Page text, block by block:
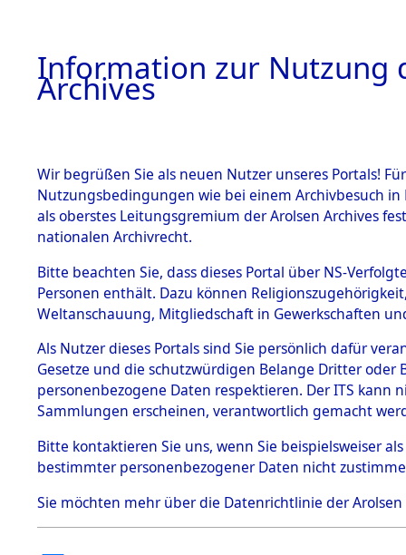
BESTÄNDE
1.
mente
5. Verschiedenes
5.3
Todesmärsche
5.3.1 Alliierte
Erhebungen
zu
Todesmärsch
en
5.3.2
Bayern→
0031
Information zur Nutzung
Archives
Wir begrüßen Sie als neuen Nutzer unseres Portals!
Nutzungsbedingungen wie bei einem Archivbesuch
als oberstes Leitungsgremium der Arolsen Archives
nationalen Archivrecht.
Bitte beachten Sie, dass dieses Portal über NS-
Personen enthält. Dazu können
Weltanschauung, Mitgliedschaft in Gewerkschaften
Als Nutzer dieses Portals sind Sie persönlich dafür
Gesetze und die schutzwürdigen Belange Dritter
personenbezogene Daten respektieren. Der ITS
Sammlungen erscheinen, verantwortlich gemacht
Bitte kontaktieren Sie uns, wenn Sie beispielsweiser
bestimmter personenbezogener Daten nicht
Sie möchten mehr über die Datenrichtlinie der Arolsen